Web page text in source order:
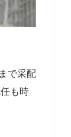
で采配
も時